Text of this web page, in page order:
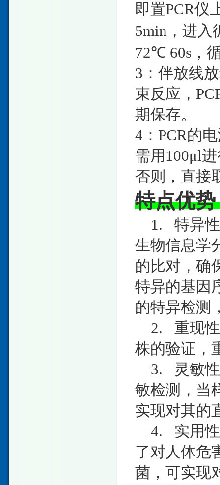
即置PCR仪
5min，进
72℃ 60s，
3：伴放线
束反应，
期保存。
4：PCR的
需用100μl
否则，直接
特点优势
1. 特异性
生物信息学
的比对，确
特异的基因
的特异检测
2. 重现性
株的验证，
3. 灵敏性
敏检测，当
实现对其的
4. 实用
了对人体危
菌，可实现